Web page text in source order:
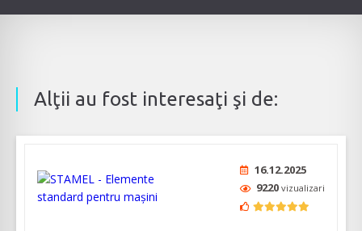
Alţii au fost interesaţi şi de:
16.12.2025
9220 vizualizari